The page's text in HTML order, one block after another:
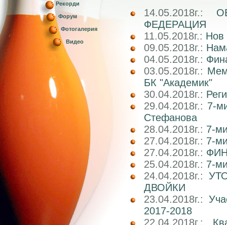
Рекорди
Форум
Фотогалерия
Видео
14.05.2018г.:
ФЕДЕРАЦИЯ
11.05.2018г.: Нов
09.05.2018г.:
04.05.2018г.:
03.05.2018г.:
БК "Академик"
30.04.2018г.:
29.04.2018г.: 7-
Стефанова
28.04.2018г.: 7-
27.04.2018г.: 7-
27.04.2018г.:
25.04.2018г.: 7-
24.04.2018г.:
ДВОЙКИ
23.04.2018г.:
2017-2018
22.04.2018г.: